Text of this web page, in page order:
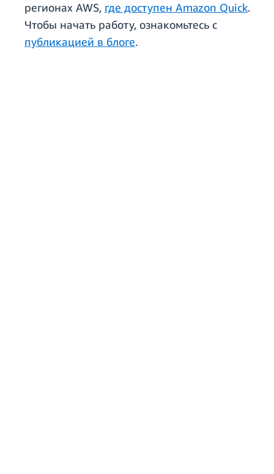
регионах AWS, где доступен Amazon Quick.
Чтобы начать работу, ознакомьтесь с
публикацией в блоге.